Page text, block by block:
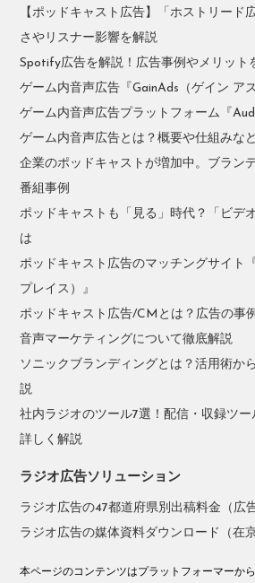
【ポッドキャスト広告】「ホストリード
さやリスナー影響を解説
Spotify広告を解説！広告事例やメリット
ゲーム内音声広告『GainAds（ゲイン アズ
ゲーム内音声広告プラットフォーム『
ゲーム内音声広告とは？概要や仕組みな
企業のポッドキャストが増加中。ブラン
番組事例
ポッドキャストも「見る」時代？「ビデ
は
ポッドキャスト広告のマッチングサイト
プレイス）』
ポッドキャスト広告/CMとは？広告の事
音声マーケティングについて徹底解説
ソニックブランディングとは？活用術か
説
社内ラジオのツール7選！配信・収録ツ
詳しく解説
ラジオ広告ソリューション
ラジオ広告の47都道府県別出稿料金（広
ラジオ広告の媒体資料ダウンロード（在
本ページのコンテンツはプラットフォーマーか